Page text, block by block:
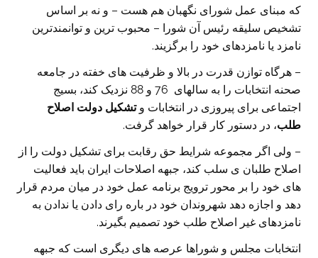
که مبنای عمل شورای نگهبان هم هست – و نه بر اساس
تشخیص سلیقه رئیس آن شورا – محبوب ترین و توانمندترین
نامزد یا نامزدهای خود را برگزیند.
– هرگاه توازن قدرت در بالا و ظرفیت های خفته در جامعه
صحنه انتخابات را به سالهای 76 و 88 نزدیک کند، بسیج
اجتماعی برای پیروزی در انتخابات وتشکیل دولت اصلاح
طلب، در دستور کار قرار خواهد گرفت.
– ولی اگر مجموعه شرایط حق رقابت برای تشکیل دولت را از
اصلاح طلبان ی سلب کند، جبهه اصلاحات ایران باید فعالیت
های خود را بر محور ترویج برنامه عمل خود در میان مردم قرار
دهد و اجازه دهد شهروندان خود در باره رای دادن یا ندادن به
نامزدهای غیر اصلاح طلب خود تصمیم بگیرند.
انتخابات مجلس و شوراها عرصه های دیگری است که جبهه